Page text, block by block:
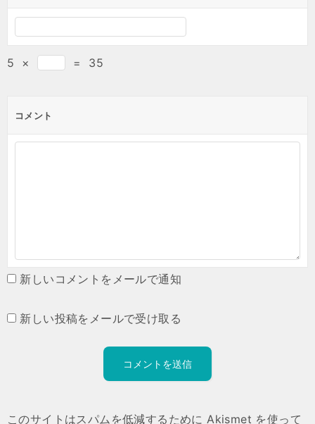
5 × = 35
コメント
新しいコメントをメールで通知
新しい投稿をメールで受け取る
このサイトはスパムを低減するために Akismet を使って